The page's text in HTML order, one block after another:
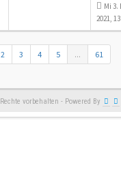
Mi 3.
2021,
2 3 4 5 ... 61
vorbehalten - Powered By